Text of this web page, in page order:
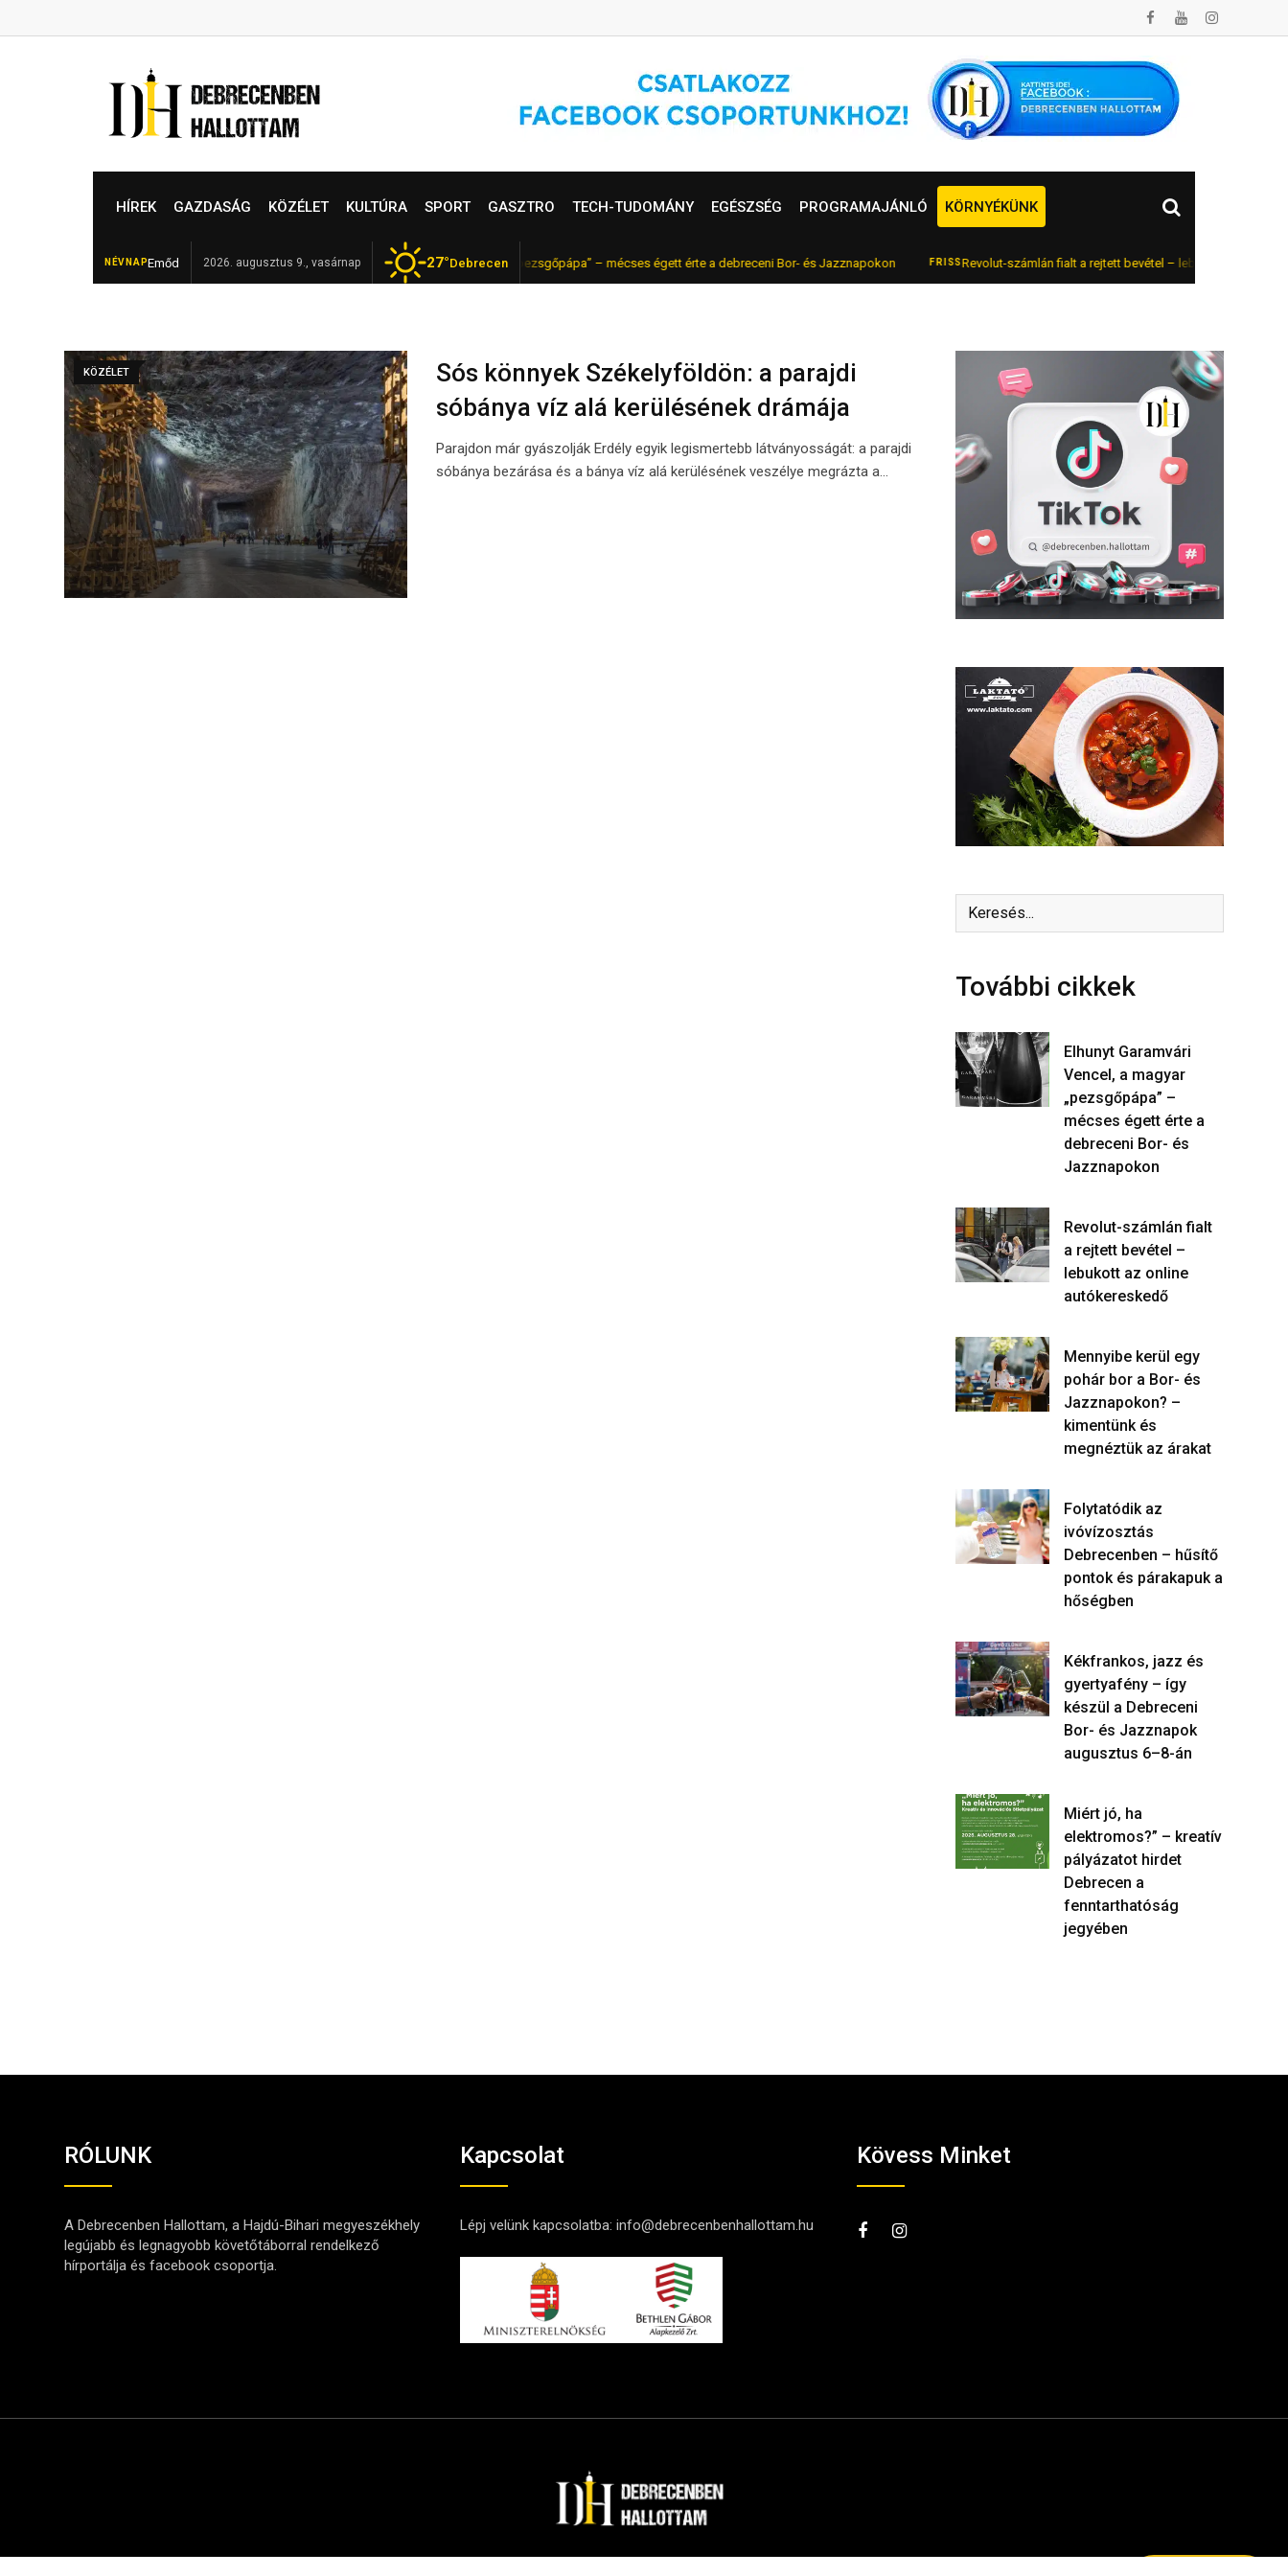
to
HÍREK GAZDASÁG KÖZÉLET KULTÚRA SPORT GASZTRO TECH-TUDOMÁNY EGÉSZSÉG PROGRAMAJÁNLÓ KÖRNYÉKÜNK
NÉVNAPEmőd 2026. augusztus 9., vasárnap 27°Debrecen
FRISSElhunyt Garamvári Vencel, a magyar „pezsgőpápa” – mécses égett érte a debreceni Bor- és Jazznapokon FRISS Revolut-számlán fialt a rejtett bevétel – lebukott az online
KÖZÉLET
Sós könnyek Székelyföldön: a parajdi
sóbánya víz alá kerülésének drámája
Parajdon már gyászolják Erdély egyik legismertebb látványosságát: a parajdi
sóbánya bezárása és a bánya víz alá kerülésének veszélye megrázta a…
További cikkek
Elhunyt Garamvári
Vencel, a magyar
„pezsgőpápa” –
mécses égett érte a
debreceni Bor- és
Jazznapokon
Revolut-számlán fialt
a rejtett bevétel –
lebukott az online
autókereskedő
Mennyibe kerül egy
pohár bor a Bor- és
Jazznapokon? –
kimentünk és
megnéztük az árakat
Folytatódik az
ivóvízosztás
Debrecenben – hűsítő
pontok és párakapuk a
hőségben
Kékfrankos, jazz és
gyertyafény – így
készül a Debreceni
Bor- és Jazznapok
augusztus 6–8-án
Miért jó, ha
elektromos?” – kreatív
pályázatot hirdet
Debrecen a
fenntarthatóság
jegyében
RÓLUNK
A Debrecenben Hallottam, a Hajdú-Bihari megyeszékhely
legújabb és legnagyobb követőtáborral rendelkező
hírportálja és facebook csoportja.
Kapcsolat
Lépj velünk kapcsolatba:info@debrecenbenhallottam.hu
Kövess Minket